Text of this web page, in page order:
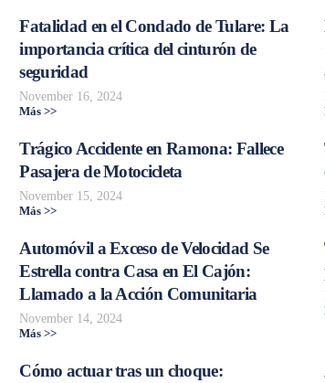
Fatalidad en el Condado de Tulare: La
importancia crítica del cinturón de
seguridad
November 16, 2024
Más >>
Trágico Accidente en Ramona: Fallece
Pasajera de Motocicleta
November 15, 2024
Más >>
Automóvil a Exceso de Velocidad Se
Estrella contra Casa en El Cajón:
Llamado a la Acción Comunitaria
November 14, 2024
Más >>
Cómo actuar tras un choque: